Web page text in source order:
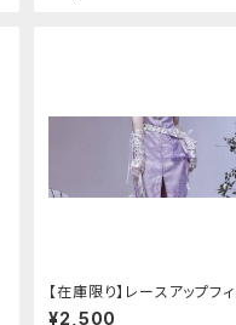
【在庫限り】レースアップフ
レスカバー(パンクチャイナ)
¥2,500